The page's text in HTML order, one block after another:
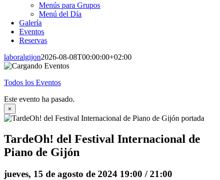
Menús para Grupos
Menú del Día
Galería
Eventos
Reservas
laboralgijon2026-08-08T00:00:00+02:00
Todos los Eventos
Este evento ha pasado.
×
TardeOh! del Festival Internacional de
Piano de Gijón
jueves, 15 de agosto de 2024 19:00 /21:00